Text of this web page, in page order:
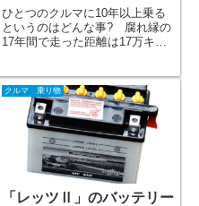
ひとつのクルマに10年以上乗る
というのはどんな事? 腐れ縁の
17年間で走った距離は17万キ
まってナビシートに女性が乗っ
ている時なのはナゼ???
クルマ 乗り物
「レッツⅡ」のバッテリー